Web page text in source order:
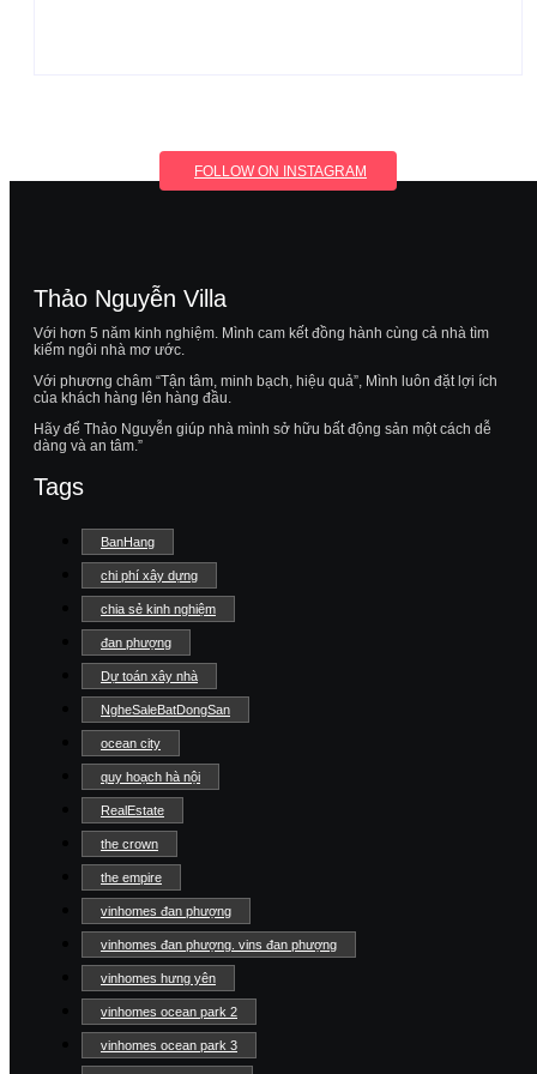
FOLLOW ON INSTAGRAM
Thảo Nguyễn Villa
Với hơn 5 năm kinh nghiệm. Mình cam kết đồng hành cùng cả nhà tìm
kiếm ngôi nhà mơ ước.
Với phương châm “Tận tâm, minh bạch, hiệu quả”, Mình luôn đặt lợi ích
của khách hàng lên hàng đầu.
Hãy để Thảo Nguyễn giúp nhà mình sở hữu bất động sản một cách dễ
dàng và an tâm.”
Tags
BanHang
chi phí xây dựng
chia sẻ kinh nghiệm
đan phượng
Dự toán xây nhà
NgheSaleBatDongSan
ocean city
quy hoạch hà nội
RealEstate
the crown
the empire
vinhomes đan phượng
vinhomes đan phượng. vins đan phượng
vinhomes hưng yên
vinhomes ocean park 2
vinhomes ocean park 3